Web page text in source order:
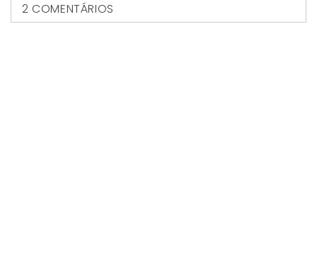
2 COMENTÁRIOS